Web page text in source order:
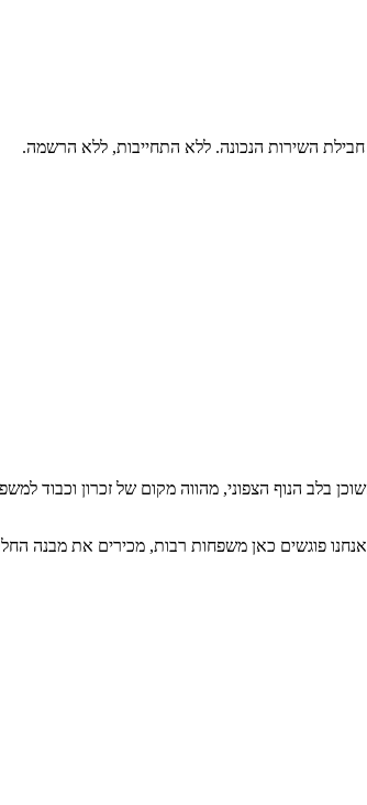
השירות הנכונה. ללא התחייבות, ללא הרשמה.
בלב הנוף הצפוני, מהווה מקום של זכרון וכבוד
אנחנו פוגשים כאן משפחות רבות, מכירים את